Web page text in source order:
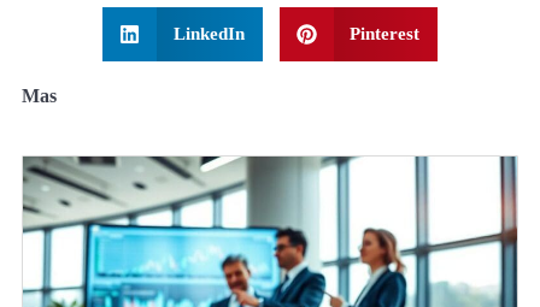
LinkedIn Pinterest
Mas